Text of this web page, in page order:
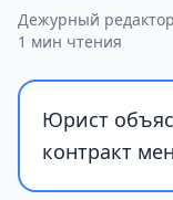
Дежурный редактор
1 мин чтения
Юрист
контракт